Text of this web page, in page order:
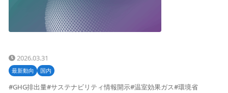
2026.03.31
最新動向 国内
#GHG排出量#サステナビリティ情報開示#温室効果ガス#環境省